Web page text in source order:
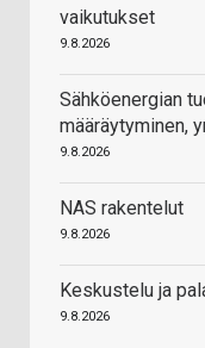
vaikutukset
9.8.2026
Sähköenergian
määräytyminen,
9.8.2026
NAS rakentelut
9.8.2026
Keskustelu ja
9.8.2026